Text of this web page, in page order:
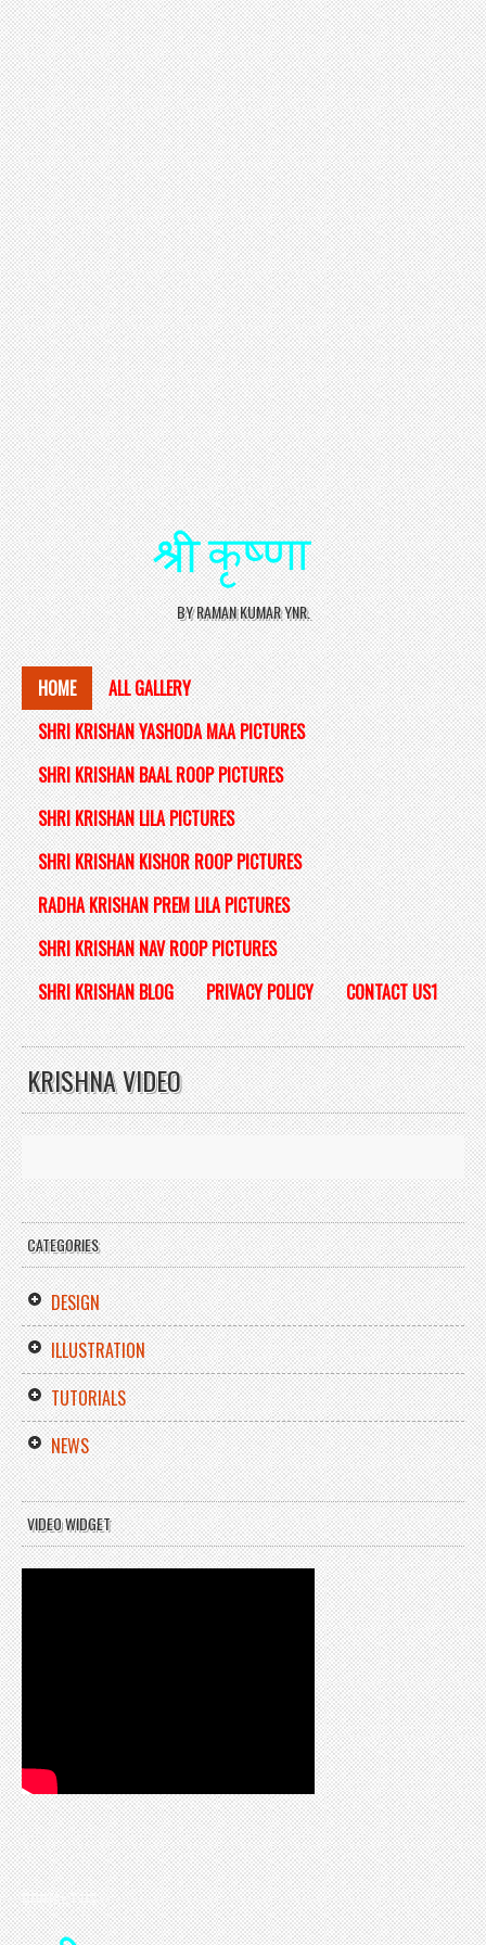
BY RAMAN KUMAR YNR.
HOME
ALL GALLERY
SHRI KRISHAN YASHODA MAA PICTURES
SHRI KRISHAN BAAL ROOP PICTURES
SHRI KRISHAN LILA PICTURES
SHRI KRISHAN KISHOR ROOP PICTURES
RADHA KRISHAN PREM LILA PICTURES
SHRI KRISHAN NAV ROOP PICTURES
SHRI KRISHAN BLOG
PRIVACY POLICY CONTACT US1
KRISHNA VIDEO
CATEGORIES
DESIGN
ILLUSTRATION
TUTORIALS
NEWS
VIDEO WIDGET
CONTACT US